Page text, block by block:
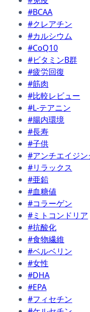
#BCAA
#クレアチン
#カルシウム
#CoQ10
#ビタミンB群
#疲労回復
#筋肉
#比較レビュー
#L-テアニン
#腸内環境
#長寿
#子供
#アンチエイジン
#リラックス
#亜鉛
#血糖値
#コラーゲン
#ミトコンドリア
#抗酸化
#食物繊維
#ベルベリン
#女性
#DHA
#EPA
#フィセチン